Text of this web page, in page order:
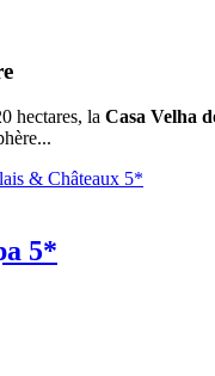
hectares, la Casa Velha
& Châteaux 5*
5*